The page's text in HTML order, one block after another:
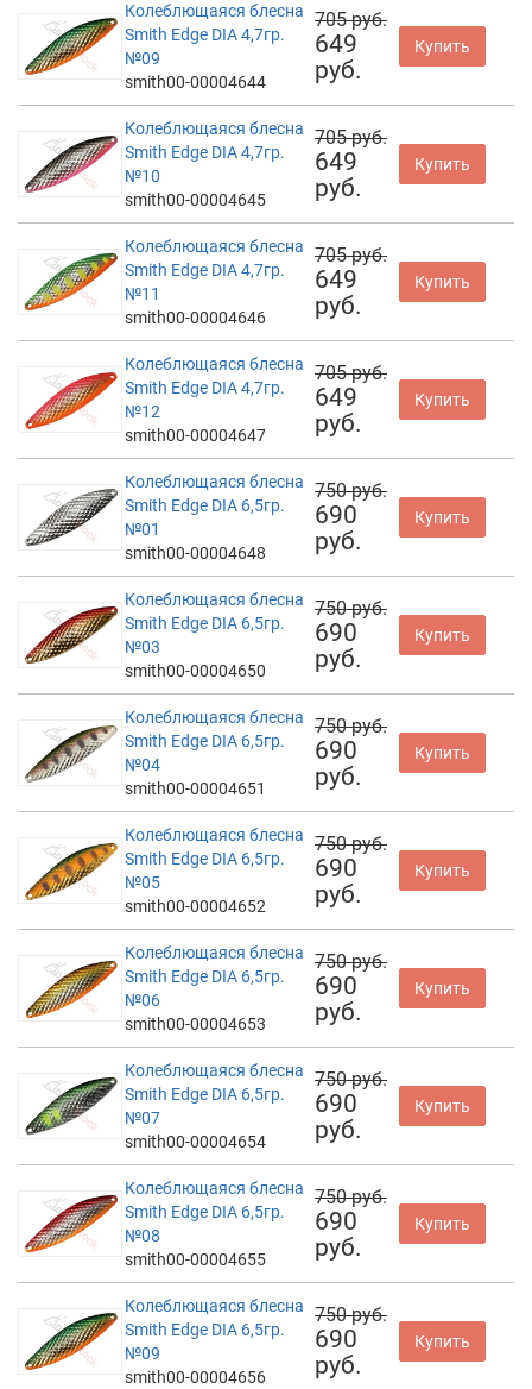
Колеблющаяся блесна
Smith Edge DIA 4,7гр.
№09
smith00-00004644
705 руб.
649
руб.
Купить
Колеблющаяся блесна
Smith Edge DIA 4,7гр.
№10
smith00-00004645
705 руб.
649
руб.
Купить
Колеблющаяся блесна
Smith Edge DIA 4,7гр.
№11
smith00-00004646
705 руб.
649
руб.
Купить
Колеблющаяся блесна
Smith Edge DIA 4,7гр.
№12
smith00-00004647
705 руб.
649
руб.
Купить
Колеблющаяся блесна
Smith Edge DIA 6,5гр.
№01
smith00-00004648
750 руб.
690
руб.
Купить
Колеблющаяся блесна
Smith Edge DIA 6,5гр.
№03
smith00-00004650
750 руб.
690
руб.
Купить
Колеблющаяся блесна
Smith Edge DIA 6,5гр.
№04
smith00-00004651
750 руб.
690
руб.
Купить
Колеблющаяся блесна
Smith Edge DIA 6,5гр.
№05
smith00-00004652
750 руб.
690
руб.
Купить
Колеблющаяся блесна
Smith Edge DIA 6,5гр.
№06
smith00-00004653
750 руб.
690
руб.
Купить
Колеблющаяся блесна
Smith Edge DIA 6,5гр.
№07
smith00-00004654
750 руб.
690
руб.
Купить
Колеблющаяся блесна
Smith Edge DIA 6,5гр.
№08
smith00-00004655
750 руб.
690
руб.
Купить
Колеблющаяся блесна
Smith Edge DIA 6,5гр.
№09
smith00-00004656
750 руб.
690
руб.
Купить